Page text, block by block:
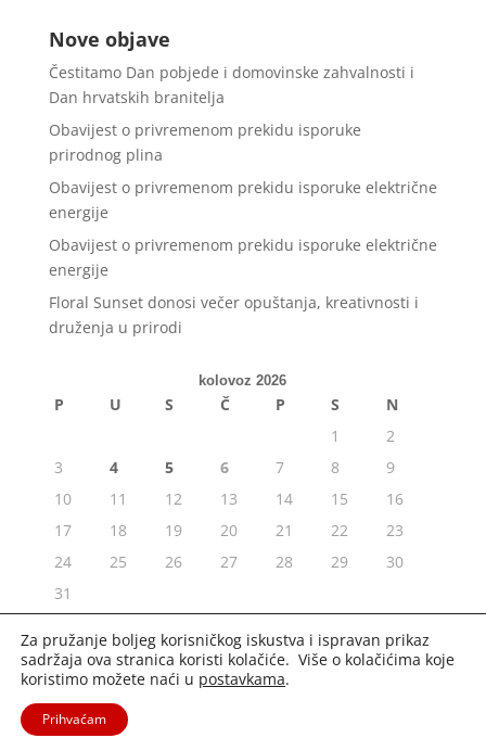
Nove objave
Čestitamo Dan pobjede i domovinske zahvalnosti i
Dan hrvatskih branitelja
Obavijest o privremenom prekidu isporuke
prirodnog plina
Obavijest o privremenom prekidu isporuke električne
energije
Obavijest o privremenom prekidu isporuke električne
energije
Floral Sunset donosi večer opuštanja, kreativnosti i
druženja u prirodi
kolovoz 2026
P U S Č P S
N
1
2
3
4 5 6 7 8
9
10
11 12 13 14 15
16
17
18 19 20 21 22
23
24
25 26 27 28 29
30
31
« srp
2020. Portal Osijek.in | Sva prava pridržana. |
Za pružanje boljeg korisničkog iskustva i ispravan prikaz
sadržaja ova stranica koristi kolačiće. Više o kolačićima koje
koristimo možete naći u postavkama.
Prihvaćam